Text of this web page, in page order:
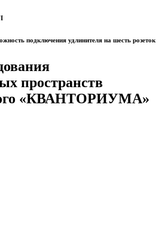
подключения удлинителя на шесть розеток
пространств
«КВАНТОРИУМА»